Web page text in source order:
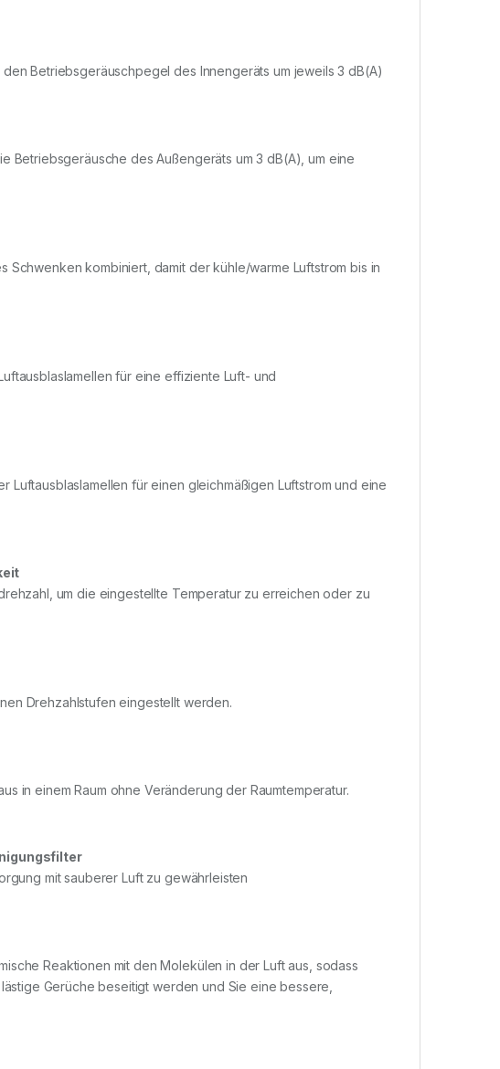
Betriebsgeräuschpegel des Innengeräts um jeweils 3 dB(A)
Betriebsgeräusche des Außengeräts um 3 dB(A), um eine
Schwenken kombiniert, damit der kühle/warme Luftstrom bis in
für eine effiziente Luft- und
für einen gleichmäßigen Luftstrom und eine
um die eingestellte Temperatur zu erreichen oder zu
Drehzahlstufen eingestellt werden.
in einem Raum ohne Veränderung der Raumtemperatur.
mit sauberer Luft zu gewährleisten
Reaktionen mit den Molekülen in der Luft aus, sodass
Gerüche beseitigt werden und Sie eine bessere,